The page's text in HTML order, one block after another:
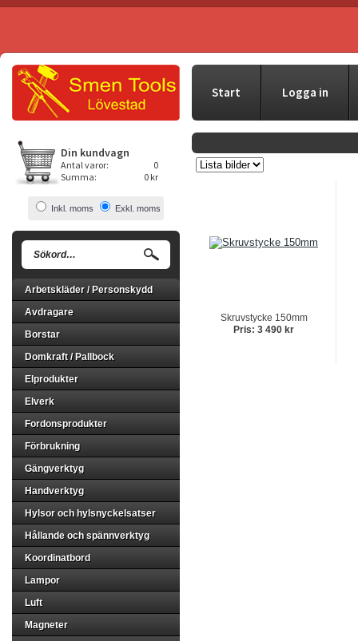
Start Logga in
Din kundvagn
Antal varor:
0
Summa:
0 kr
Inkl. moms Exkl. moms
Arbetskläder / Personskydd
Avdragare
Borstar
Domkraft / Pallbock
Elprodukter
Elverk
Fordonsprodukter
Förbrukning
Gängverktyg
Handverktyg
Hylsor och hylsnyckelsatser
Hållande och spännverktyg
Koordinatbord
Lampor
Luft
Magneter
Skruvstycke 150mm
Pris: 3 490 kr